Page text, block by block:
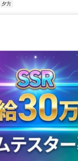
夕方